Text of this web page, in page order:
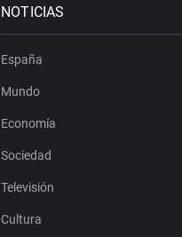
NOTICIAS
España
Mundo
Economía
Sociedad
Televisión
Cultura